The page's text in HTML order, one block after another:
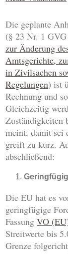
Die geplante
(§ 23 Nr. 1
zur Änderung
Amtsgerichte,
in Zivilsachen
Regelungen) ist
Rechnung und
Gleichzeitig
Zuständigkeiten
meint, damit sei
greift zu kurz.
abschließend:
Die EU hat es
geringfügige
FassungVO
Streitwerte bis
Grenze